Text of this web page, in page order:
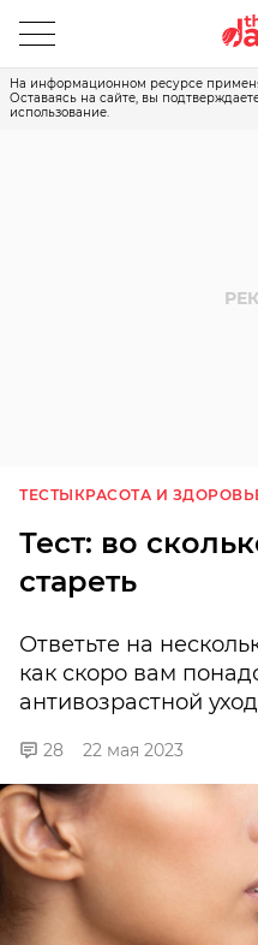
На информационном ресурсе
Оставаясь на сайте, вы
использование.
ТЕСТЫ КРАСОТА И
Тест: во
стареть
Ответьте на
как скоро вам
антивозрастной
28 22 мая 2023